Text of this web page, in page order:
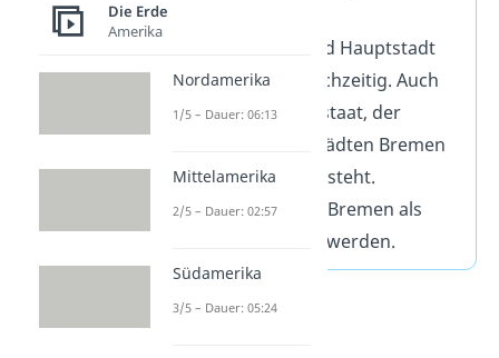
sie keine Hauptstadt
beziehungsweise sind Hauptstadt
und Bundesland gleichzeitig. Auch
Bremenist ein Stadtstaat, der
allerdings aus den Städten Bremen
und Bremerhaven besteht.
Deswegen kann hier Bremen als
Hauptstadt gesehen werden.
Die Erde
Amerika
Nordamerika
1/5 – Dauer: 06:13
Mittelamerika
2/5 – Dauer: 02:57
Südamerika
3/5 – Dauer: 05:24